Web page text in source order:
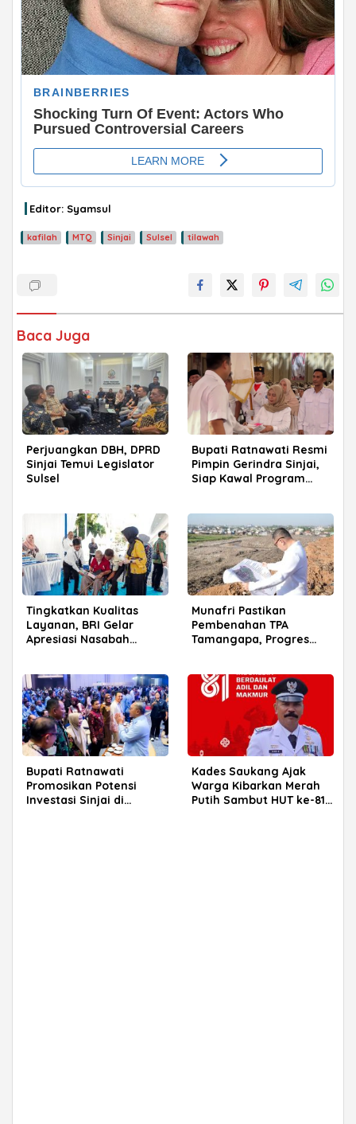
Editor: Syamsul
kafilah MTQ Sinjai Sulsel tilawah
Baca Juga
Perjuangkan DBH, DPRD
Sinjai Temui Legislator
Sulsel
Bupati Ratnawati Resmi
Pimpin Gerindra Sinjai,
Siap Kawal Program
Tingkatkan Kualitas
Layanan, BRI Gelar
Apresiasi Nasabah
Munafri Pastikan
Pembenahan TPA
Tamangapa, Progres
Bupati Ratnawati
Promosikan Potensi
Investasi Sinjai di
Kades Saukang Ajak
Warga Kibarkan Merah
Putih Sambut HUT ke-81